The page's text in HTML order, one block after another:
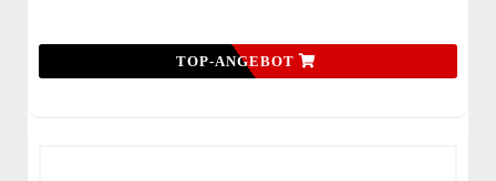
TOP-ANGEBOT